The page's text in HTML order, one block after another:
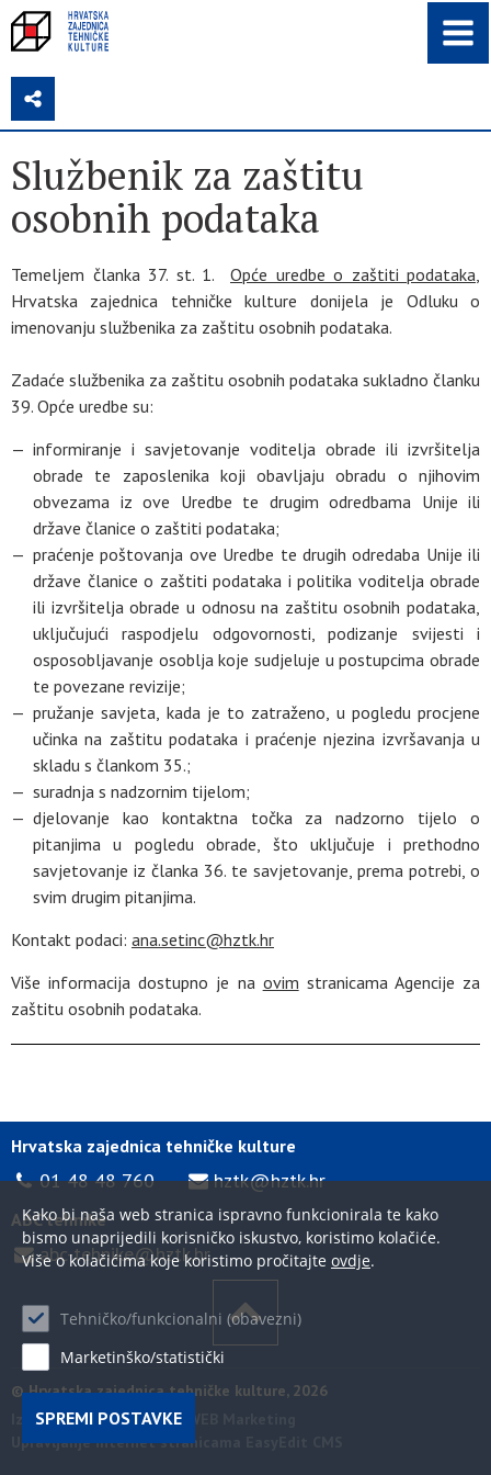
Z
Službenik za zaštitu
osobnih podataka
Temeljem članka 37. st. 1. Opće uredbe o zaštiti podataka,
Hrvatska zajednica tehničke kulture donijela je Odluku o
imenovanju službenika za zaštitu osobnih podataka.
Zadaće službenika za zaštitu osobnih podataka sukladno članku
39. Opće uredbe su:
informiranje i savjetovanje voditelja obrade ili izvršitelja
obrade te zaposlenika koji obavljaju obradu o njihovim
obvezama iz ove Uredbe te drugim odredbama Unije ili
države članice o zaštiti podataka;
praćenje poštovanja ove Uredbe te drugih odredaba Unije ili
države članice o zaštiti podataka i politika voditelja obrade
ili izvršitelja obrade u odnosu na zaštitu osobnih podataka,
uključujući raspodjelu odgovornosti, podizanje svijesti i
osposobljavanje osoblja koje sudjeluje u postupcima obrade
te povezane revizije;
pružanje savjeta, kada je to zatraženo, u pogledu procjene
učinka na zaštitu podataka i praćenje njezina izvršavanja u
skladu s člankom 35.;
suradnja s nadzornim tijelom;
djelovanje kao kontaktna točka za nadzorno tijelo o
pitanjima u pogledu obrade, što uključuje i prethodno
savjetovanje iz članka 36. te savjetovanje, prema potrebi, o
svim drugim pitanjima.
Kontakt podaci: ana.setinc@hztk.hr
Više informacija dostupno je na ovim stranicama Agencije za
zaštitu osobnih podataka.
Hrvatska zajednica tehničke kulture
01 48 48 760 hztk@hztk.hr
ABC tehnike
abc-tehnike@hztk.hr
© Hrvatska zajednica tehničke kulture, 2026
Izrada internet stranica WEB Marketing
Upravljanje internet stranicama EasyEdit CMS
Kako bi naša web stranica ispravno funkcionirala te kako
bismo unaprijedili korisničko iskustvo, koristimo kolačiće.
Više o kolačićima koje koristimo pročitajte ovdje.
Tehničko/funkcionalni (obavezni)
Marketinško/statistički
SPREMI POSTAVKE